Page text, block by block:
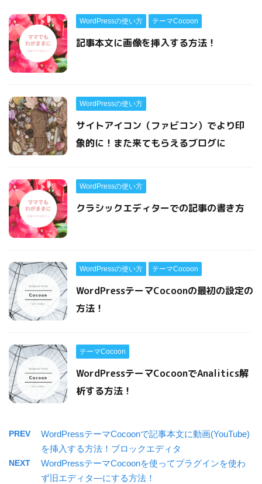
WordPressの使い方 テーマCocoon
記事本文に画像を挿入する方法！
WordPressの使い方
サイトアイコン（ファビコン）でより印
象的に！また来てもらえるブログに
WordPressの使い方
クラシックエディターでの記事の書き方
WordPressの使い方 テーマCocoon
WordPressテーマCocoonの最初の設定の
方法！
テーマCocoon
WordPressテーマCocoonでAnalitics解
析する方法！
PREV
WordPressテーマCocoonで記事本文に動画(YouTube)
を挿入する方法！ブロックエディタ
NEXT
WordPressテーマCocoonを使ってプラグインを使わ
ず旧エディタ―にする方法！